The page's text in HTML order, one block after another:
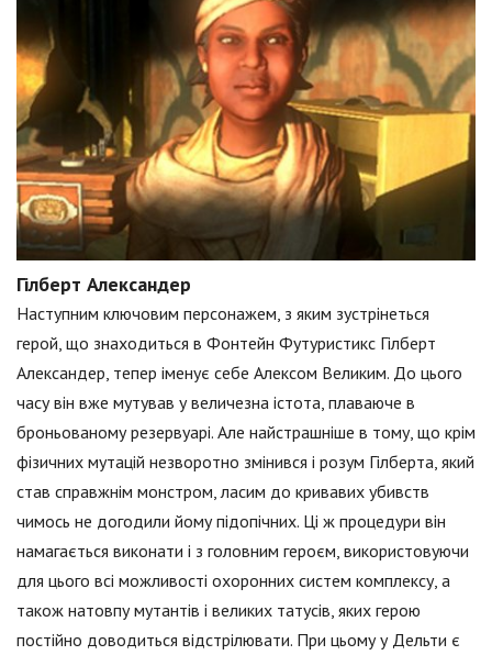
Гілберт Александер
Наступним ключовим персонажем, з яким зустрінеться
герой, що знаходиться в Фонтейн Футуристикс Гілберт
Александер, тепер іменує себе Алексом Великим. До цього
часу він вже мутував у величезна істота, плаваюче в
броньованому резервуарі. Але найстрашніше в тому, що крім
фізичних мутацій незворотно змінився і розум Гілберта, який
став справжнім монстром, ласим до кривавих убивств
чимось не догодили йому підопічних. Ці ж процедури він
намагається виконати і з головним героєм, використовуючи
для цього всі можливості охоронних систем комплексу, а
також натовпу мутантів і великих татусів, яких герою
постійно доводиться відстрілювати. При цьому у Дельти є